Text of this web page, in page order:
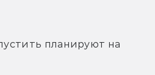
планируют на